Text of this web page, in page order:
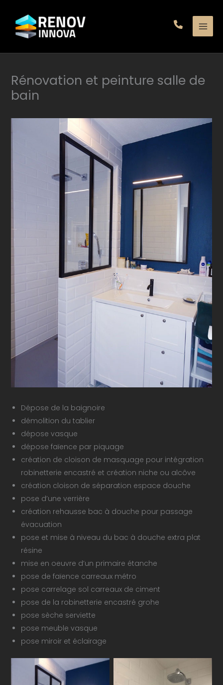
contenu
Rénovation et peinture salle de
bain
Dépose de la baignoire
démolition du tablier
dépose vasque
dépose faïence par piquage
création de cloison de masquage pour intégration
robinetterie encastré et création niche ou alcôve
création cloison de séparation espace douche
pose d’une verrière
création rehausse bac à douche pour passage
évacuation
pose et mise à niveau du bac à douche extra plat
résine
mise en oeuvre d’un primaire étanche
pose de faïence carreaux métro
pose carrelage sol carreaux de ciment
pose de la robinetterie encastré grohe
pose sèche serviette
pose meuble vasque
pose miroir et éclairage